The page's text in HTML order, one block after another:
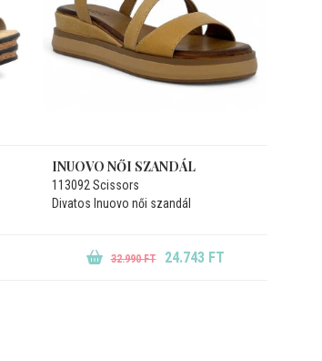
INUOVO NŐI SZANDÁL
113092 Scissors
Divatos Inuovo női szandál
32.990 FT 24.743 FT